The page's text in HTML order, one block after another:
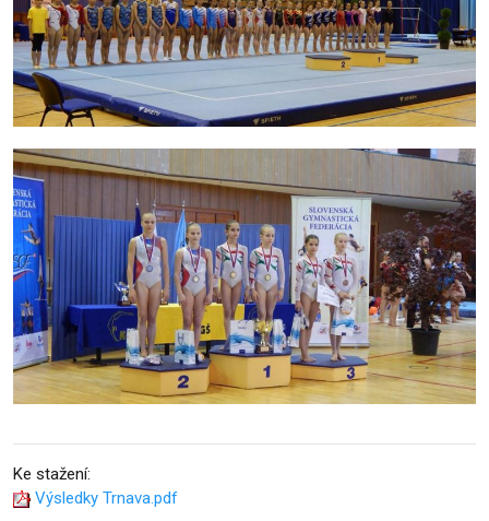
Ke stažení:
Výsledky Trnava.pdf